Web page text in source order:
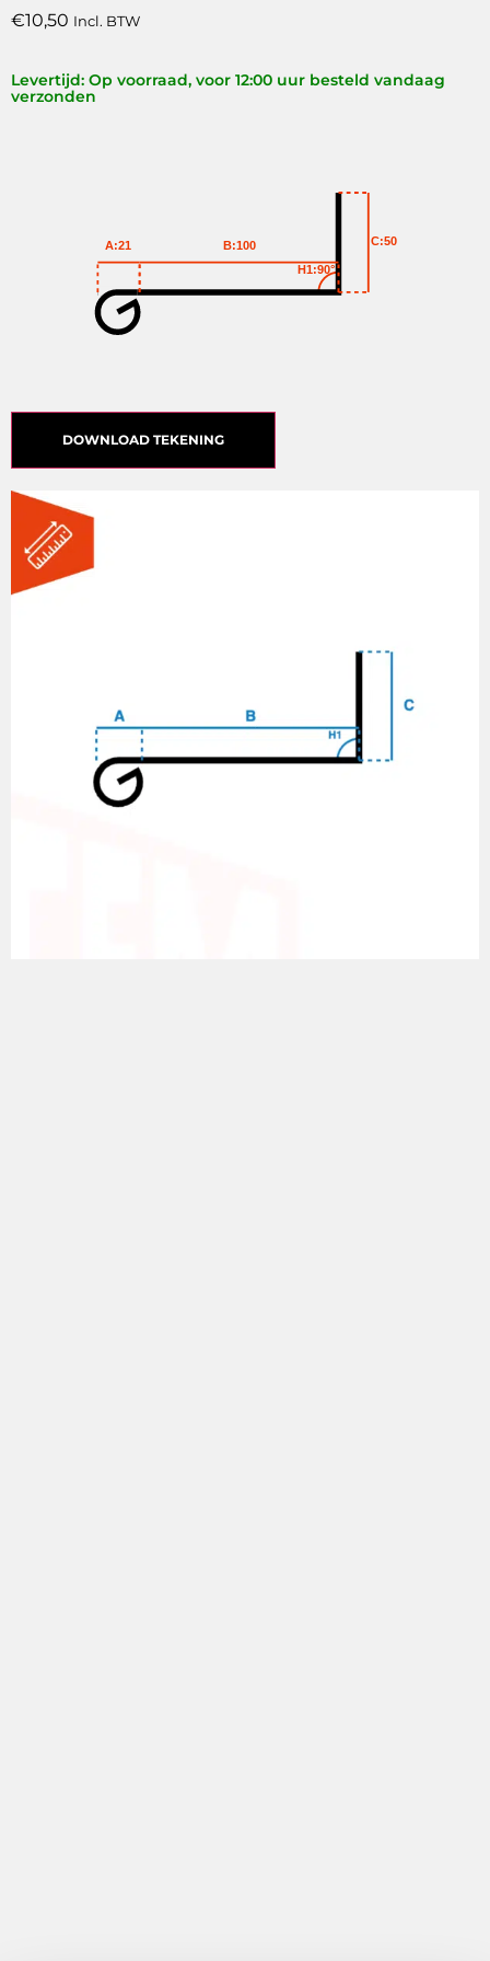
€10,50 Incl. BTW
Levertijd: Op voorraad, voor 12:00 uur besteld vandaag
verzonden
A:21 B:100 C:50
H1:90°
DOWNLOAD TEKENING